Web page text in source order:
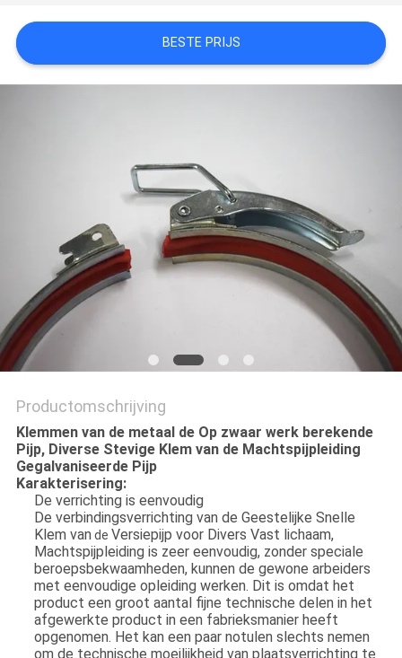
PRIVACY
BESTE PRIJS
Productomschrijving
Klemmen van de metaal de Op zwaar werk berekende
Pijp, Diverse Stevige Klem van de Machtspijpleiding
Gegalvaniseerde Pijp
Karakterisering:
De verrichting is eenvoudig
De verbindingsverrichting van de Geestelijke Snelle
Klem van de Versiepijp voor Divers Vast lichaam,
Machtspijpleiding is zeer eenvoudig, zonder speciale
beroepsbekwaamheden, kunnen de gewone arbeiders
met eenvoudige opleiding werken. Dit is omdat het
product een groot aantal fijne technische delen in het
afgewerkte product in een fabrieksmanier heeft
opgenomen. Het kan een paar notulen slechts nemen
om de technische moeilijkheid van plaatsverrichting te